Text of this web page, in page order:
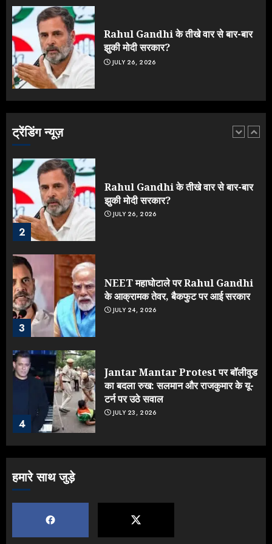
Rahul Gandhi के तीखे वार से बार-बार
झुकी मोदी सरकार?
JULY 26, 2026
ट्रेंडिंग न्यूज़
5
JULY 19, 2026
1
उड़ाए करोड़ों, टूट गया मोदी का रिकॉर्ड !
2
Rahul Gandhi के तीखे वार से बार-बार
झुकी मोदी सरकार?
JULY 26, 2026
3
NEET महाघोटाले पर Rahul Gandhi
के आक्रामक तेवर, बैकफुट पर आई सरकार
JULY 24, 2026
4
Jantar Mantar Protest पर बॉलीवुड
का बदला रुख: सलमान और राजकुमार के यू-
टर्न पर उठे सवाल
JULY 23, 2026
हमारे साथ जुड़े